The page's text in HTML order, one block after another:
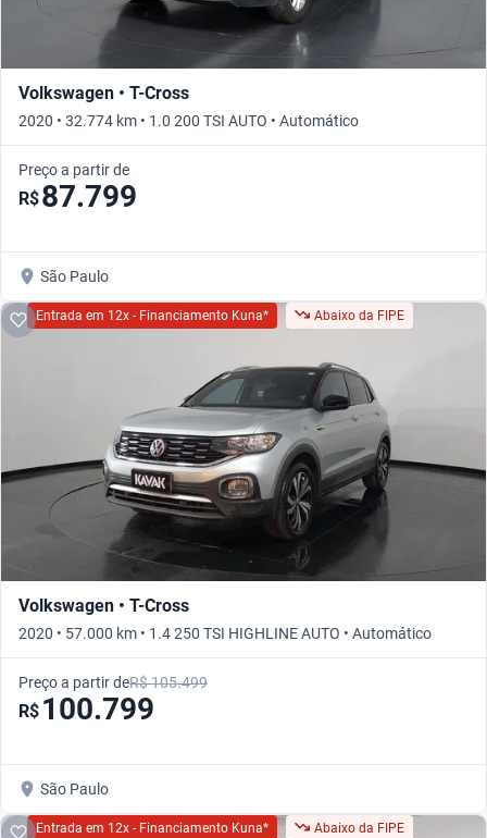
Volkswagen • T-Cross
2020 • 32.774 km • 1.0 200 TSI AUTO • Automático
Preço a partir de
R$87.799
São Paulo
Entrada em 12x - Financiamento Kuna* Abaixo da FIPE
Volkswagen • T-Cross
2020 • 57.000 km • 1.4 250 TSI HIGHLINE AUTO • Automático
Preço a partir deR$ 105.499
R$ 100.799
São Paulo
Entrada em 12x - Financiamento Kuna* Abaixo da FIPE